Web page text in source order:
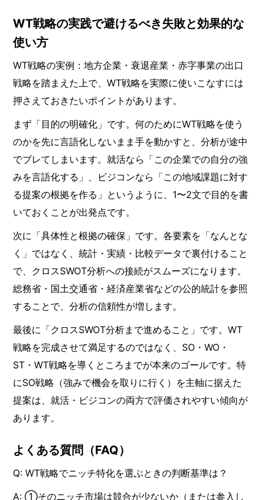
WT戦略の実践で避けるべき失敗と効果的な
使い方
WT戦略の実例：地方企業・衰退産業・赤字事業の出口
戦略を踏まえた上で、WT戦略を実際に使いこなすには
押さえておきたいポイントがあります。
まず「目的の明確化」です。何のためにWT戦略を使う
のかを先に言語化しないまま手を動かすと、分析が途中
でブレてしまいます。就活なら「この企業での自分の強
みを言語化する」、ビジコンなら「この地域課題に対す
る提案の根拠を作る」というように、1〜2文で目的を書
いておくことが出発点です。
次に「具体性と根拠の確保」です。各要素を「なんとな
く」ではなく、統計・実績・比較データで裏付けること
で、クロスSWOT分析への接続がスムーズになります。
総務省・国土交通省・経済産業省などの公的統計を参照
することで、分析の信頼性が増します。
最後に「クロスSWOT分析まで進めること」です。WT
戦略を完成させて満足するのではなく、SO・WO・
ST・WT戦略を導くところまでが本来のゴールです。特
にSO戦略（強みで機会を取りに行く）を主軸に据えた
提案は、就活・ビジコンの両方で評価されやすい傾向が
あります。
よくある質問（FAQ）
Q: WT戦略でニッチ特化を選ぶときの判断基準は？
A: ①そのニッチ市場は競合が少ないか（または参入し